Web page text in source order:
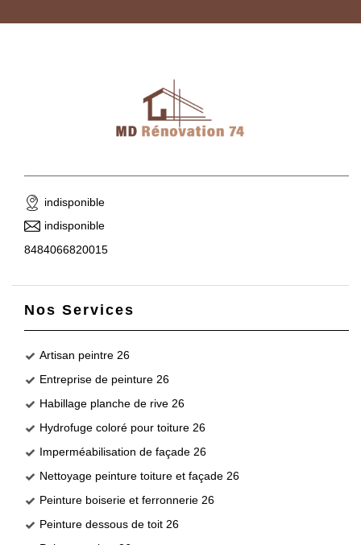
indisponible
indisponible
8484066820015
Nos Services
Artisan peintre 26
Entreprise de peinture 26
Habillage planche de rive 26
Hydrofuge coloré pour toiture 26
Imperméabilisation de façade 26
Nettoyage peinture toiture et façade 26
Peinture boiserie et ferronnerie 26
Peinture dessous de toit 26